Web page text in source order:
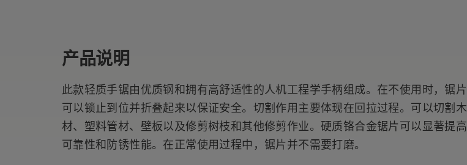
产品说明
此款轻质手锯由优质钢和拥有高舒适性的人机工程学手柄组成。在不使用时，锯片
可以锁止到位并折叠起来以保证安全。切割作用主要体现在回拉过程。可以切割木
材、塑料管材、壁板以及修剪树枝和其他修剪作业。硬质铬合金锯片可以显著提高
可靠性和防锈性能。在正常使用过程中，锯片并不需要打磨。